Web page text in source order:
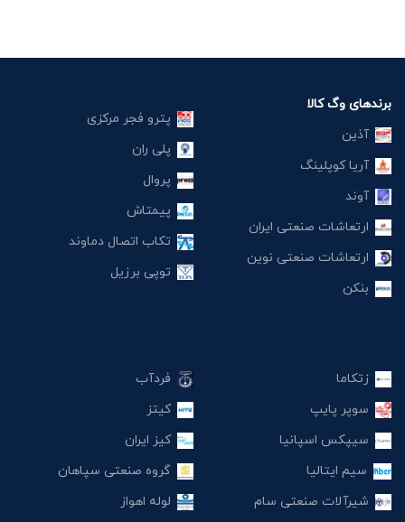
برندهای وگ کالا
آذین
آریا کوپلینگ
آوند
ارتعاشات صنعتی ایران
ارتعاشات صنعتی نوین
بنکن
پترو فجر مرکزی
پلی ران
پروال
پیمتاش
تکاب اتصال دماوند
توپی برزیل
زتکاما
سوپر پایپ
سیپکس اسپانیا
سیم ایتالیا
شیرآلات صنعتی سام
فردآب
کیتز
کیز ایران
گروه صنعتی سپاهان
لوله اهواز